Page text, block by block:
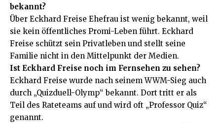
bekannt?
Über Eckhard Freise Ehefrau ist wenig bekannt, weil
sie kein öffentliches Promi-Leben führt. Eckhard
Freise schützt sein Privatleben und stellt seine
Familie nicht in den Mittelpunkt der Medien.
Ist Eckhard Freise noch im Fernsehen zu sehen?
Eckhard Freise wurde nach seinem WWM-Sieg auch
durch „Quizduell-Olymp“ bekannt. Dort tritt er als
Teil des Rateteams auf und wird oft „Professor Quiz“
genannt.